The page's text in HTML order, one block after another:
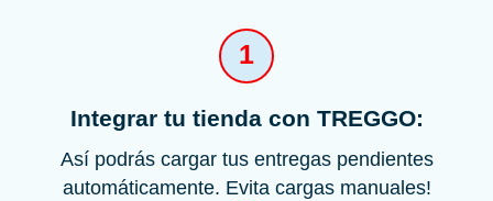
1
Integrar tu tienda con TREGGO:
Así podrás cargar tus entregas pendientes
automáticamente. Evita cargas manuales!